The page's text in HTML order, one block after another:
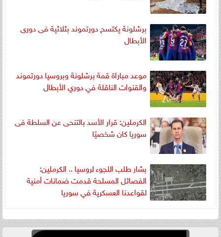
برشلونة يكتسح دورتموند بثلاثية فى دورى
الأبطال
موعد مباراة قمة برشلونة وبروسيا دورتموند
والقنوات الناقلة في دوري الأبطال
الكرملين: قرار الأسد بالتنحى عن السلطة فى
سوريا كان شخصيًا
بشار طلب اللجوء لروسيا .. الكرملين:
الفصائل المسلحة قدمت ضمانات أمنية
لقواعدنا العسكرية في سوريا